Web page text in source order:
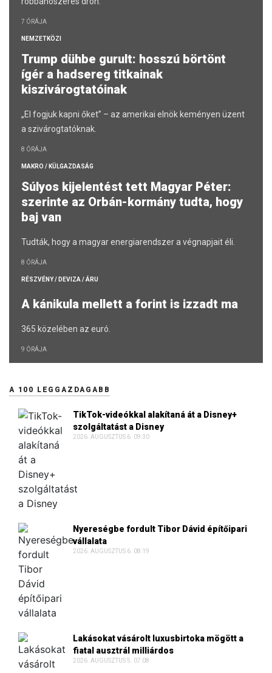
7 ÓRÁJA
NEMZETKÖZI
Trump dühbe gurult: hosszú börtönt
ígér a hadsereg titkainak
kiszivárogtatóinak
„El fogjuk kapni őket” – az amerikai elnök keményen üzent
a szivárogtatóknak.
8 ÓRÁJA
MAKRO / KÜLGAZDASÁG
Súlyos kijelentést tett Magyar Péter:
szerinte az Orbán-kormány tudta, hogy
baj van
Tudták, hogy a magyar energiarendszer a végnapjait éli.
8 ÓRÁJA
RÉSZVÉNY / DEVIZA / ÁRU
A kánikula mellett a forint is izzadt ma
365 közelében az euró.
9 ÓRÁJA
A 100 LEGGAZDAGABB
TikTok-videókkal alakítaná át a Disney+
szolgáltatást a Disney
2026. AUGUSZTUS 6. 09:30
Nyereségbe fordult Tibor Dávid építőipari
vállalata
2026. AUGUSZTUS 6. 08:19
Lakásokat vásárolt luxusbirtoka mögött a
fiatal ausztrál milliárdos
2026. AUGUSZTUS 5. 07:08